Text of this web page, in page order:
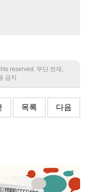
reserved. 무단 전재,
금지
목록 다음